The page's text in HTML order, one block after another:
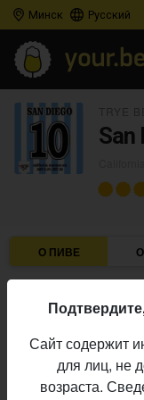
Минск Русский
San
О ПИВЕ
Пивоварня:
Алкоголь:
Горечь:
Начало
Сайт содержит
для лиц, не
возраста.